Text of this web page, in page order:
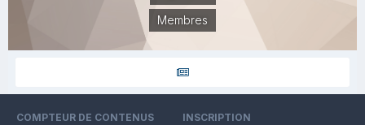
Membres
COMPTEUR DE CONTENUS INSCRIPTION